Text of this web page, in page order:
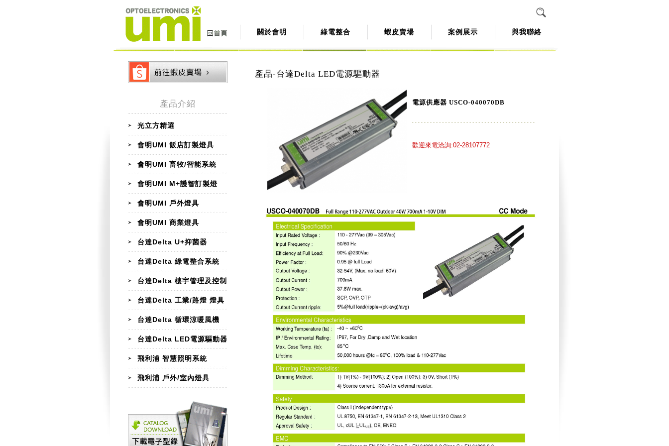
關於會明 綠電整合 蝦皮賣場 案例展示 與我聯絡
產品介紹
光立方精選
會明UMI 飯店訂製燈具
會明UMI 畜牧/智能系統
會明UMI M+護智訂製燈
會明UMI 戶外燈具
會明UMI 商業燈具
台達Delta U+抑菌器
台達Delta 綠電整合系統
台達Delta 樓宇管理及控制
台達Delta 工業/路燈 燈具
台達Delta 循環涼暖風機
台達Delta LED電源驅動器
飛利浦 智慧照明系統
飛利浦 戶外/室內燈具
產品-台達Delta LED電源驅動器
電源供應器 USCO-040070DB
歡迎來電洽詢:02-28107772